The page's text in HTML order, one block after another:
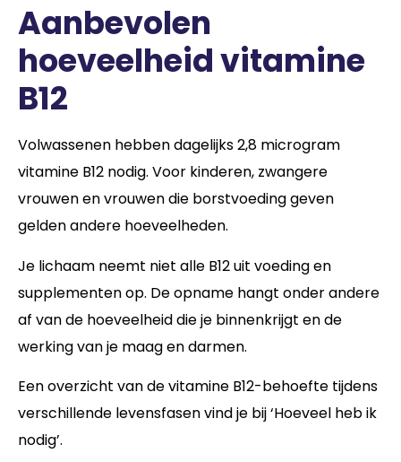
Aanbevolen
hoeveelheid vitamine
B12
Volwassenen hebben dagelijks 2,8 microgram
vitamine B12 nodig. Voor kinderen, zwangere
vrouwen en vrouwen die borstvoeding geven
gelden andere hoeveelheden.
Je lichaam neemt niet alle B12 uit voeding en
supplementen op. De opname hangt onder andere
af van de hoeveelheid die je binnenkrijgt en de
werking van je maag en darmen.
Een overzicht van de vitamine B12-behoefte tijdens
verschillende levensfasen vind je bij ‘Hoeveel heb ik
nodig’.